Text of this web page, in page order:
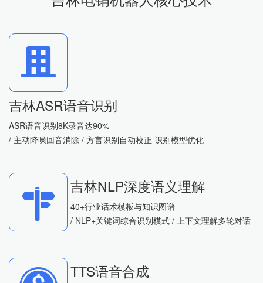
吉林ASR语音识别
ASR语音识别8K录音达90%
/ 主动降噪回音消除 / 方言识别自动校正 识别模型优化
吉林NLP深度语义理解
40+行业话术模板与知识图谱
/ NLP+关键词综合识别模式 / 上下文理解多轮对话
TTS语音合成